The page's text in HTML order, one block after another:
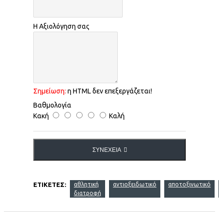
Η Αξιολόγηση σας
Σημείωση: η HTML δεν επεξεργάζεται!
Βαθμολογία
Κακή
Καλή
ΣΥΝΈΧΕΙΑ
ΕΤΙΚΈΤΕΣ:
αθλητική
διατροφή
αντιοξειδωτικό αποτοξινωτικό